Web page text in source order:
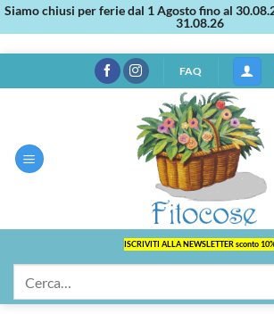
Siamo chiusi per ferie dal 1 Agosto fino al
31.08.26
ai
FAQ
ISCRIVITI ALLA NEWSLETTER sconto